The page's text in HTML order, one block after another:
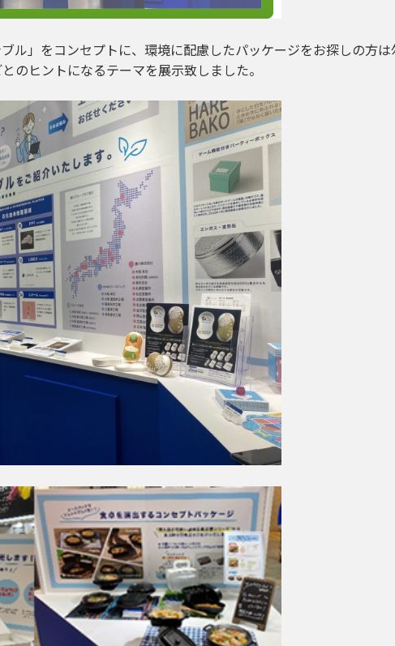
ル」をコンセプトに、環境に配慮したパッケージをお探しの方
のヒントになるテーマを展示致しました。